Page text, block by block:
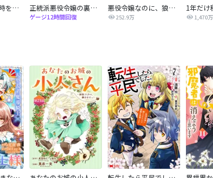
薄幸華族令嬢は時を戻りて返り咲く 正統派悪役令嬢の裏事情
ゲージ12時間回復
悪役令嬢なのに、狼公爵様に発情されてます
252.9万 1,470万